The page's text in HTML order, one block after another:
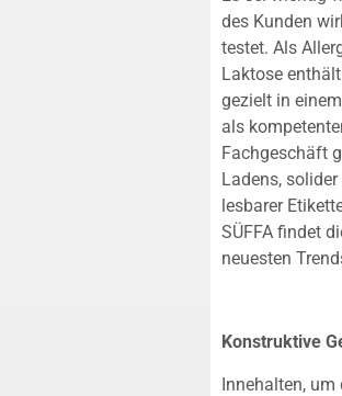
des Kunden
testet. Als
Laktose
gezielt in
als
Fachgeschäft
Ladens,
lesbarer
SÜFFA findet
neuesten
Konstruktive
Innehalten, um